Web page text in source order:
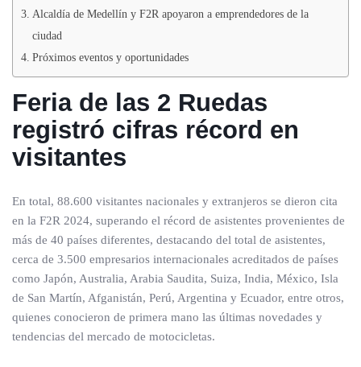
Alcaldía de Medellín y F2R apoyaron a emprendedores de la
ciudad
Próximos eventos y oportunidades
Feria de las 2 Ruedas
registró cifras récord en
visitantes
En total, 88.600 visitantes nacionales y extranjeros se dieron cita
en la F2R 2024, superando el récord de asistentes provenientes de
más de 40 países diferentes, destacando del total de asistentes,
cerca de 3.500 empresarios internacionales acreditados de países
como Japón, Australia, Arabia Saudita, Suiza, India, México, Isla
de San Martín, Afganistán, Perú, Argentina y Ecuador, entre otros,
quienes conocieron de primera mano las últimas novedades y
tendencias del mercado de motocicletas.